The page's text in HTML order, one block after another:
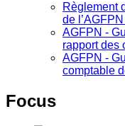
Règlement
de
AGFPN ‐
rapport des
AGFPN ‐
comptable
Focus